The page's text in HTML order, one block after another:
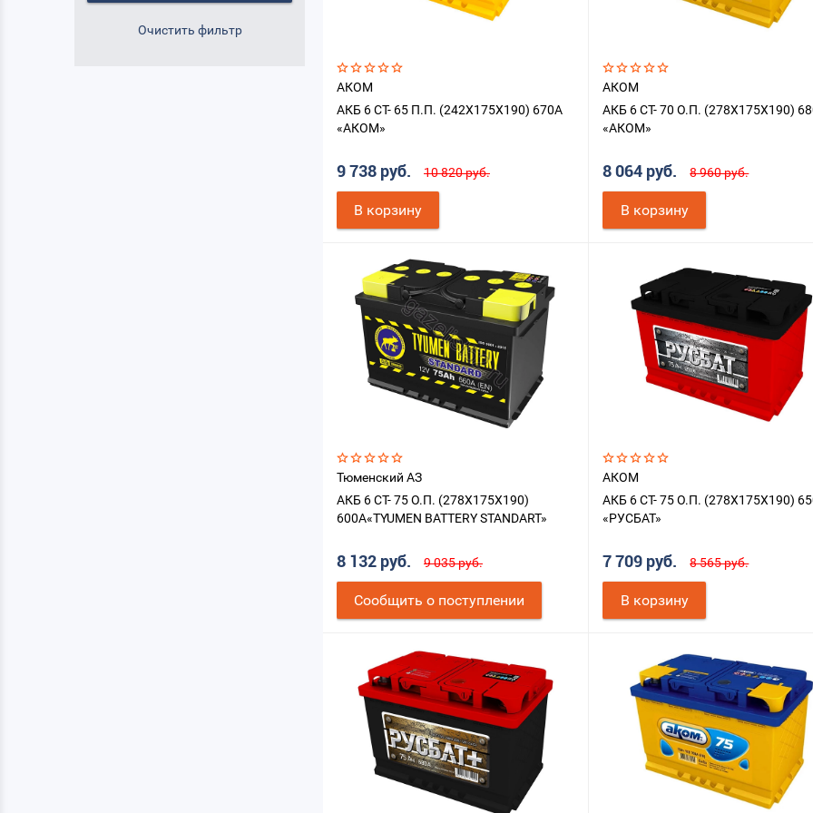
АКОМ
АКБ 6 СТ- 65 П.П. (242X175X190) 670A
«АКОМ»
9 738 руб. 10 820 руб.
В корзину
АКОМ
АКБ 6 СТ- 70 О.П. (278X175X190)
«АКОМ»
8 064 руб. 8 960 руб.
В корзину
Тюменский АЗ
АКБ 6 СТ- 75 О.П. (278X175X190)
600A«TYUMEN BATTERY STANDART»
8 132 руб. 9 035 руб.
Cообщить о поступлении
АКОМ
АКБ 6 СТ- 75 О.П. (278X175X190)
«РУСБАТ»
7 709 руб. 8 565 руб.
В корзину